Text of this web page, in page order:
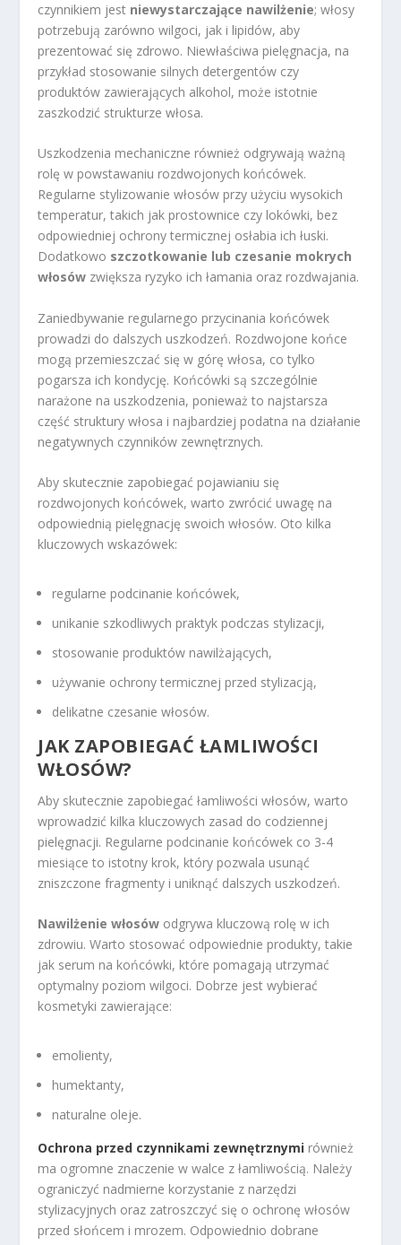
czynnikiem jest niewystarczające nawilżenie; włosy
potrzebują zarówno wilgoci, jak i lipidów, aby
prezentować się zdrowo. Niewłaściwa pielęgnacja, na
przykład stosowanie silnych detergentów czy
produktów zawierających alkohol, może istotnie
zaszkodzić strukturze włosa.
Uszkodzenia mechaniczne również odgrywają ważną
rolę w powstawaniu rozdwojonych końcówek.
Regularne stylizowanie włosów przy użyciu wysokich
temperatur, takich jak prostownice czy lokówki, bez
odpowiedniej ochrony termicznej osłabia ich łuski.
Dodatkowo szczotkowanie lub czesanie mokrych
włosów zwiększa ryzyko ich łamania oraz rozdwajania.
Zaniedbywanie regularnego przycinania końcówek
prowadzi do dalszych uszkodzeń. Rozdwojone końce
mogą przemieszczać się w górę włosa, co tylko
pogarsza ich kondycję. Końcówki są szczególnie
narażone na uszkodzenia, ponieważ to najstarsza
część struktury włosa i najbardziej podatna na działanie
negatywnych czynników zewnętrznych.
Aby skutecznie zapobiegać pojawianiu się
rozdwojonych końcówek, warto zwrócić uwagę na
odpowiednią pielęgnację swoich włosów. Oto kilka
kluczowych wskazówek:
regularne podcinanie końcówek,
unikanie szkodliwych praktyk podczas stylizacji,
stosowanie produktów nawilżających,
używanie ochrony termicznej przed stylizacją,
delikatne czesanie włosów.
JAK ZAPOBIEGAĆ ŁAMLIWOŚCI
WŁOSÓW?
Aby skutecznie zapobiegać łamliwości włosów, warto
wprowadzić kilka kluczowych zasad do codziennej
pielęgnacji. Regularne podcinanie końcówek co 3-4
miesiące to istotny krok, który pozwala usunąć
zniszczone fragmenty i uniknąć dalszych uszkodzeń.
Nawilżenie włosów odgrywa kluczową rolę w ich
zdrowiu. Warto stosować odpowiednie produkty, takie
jak serum na końcówki, które pomagają utrzymać
optymalny poziom wilgoci. Dobrze jest wybierać
kosmetyki zawierające:
emolienty,
humektanty,
naturalne oleje.
Ochrona przed czynnikami zewnętrznymi również
ma ogromne znaczenie w walce z łamliwością. Należy
ograniczyć nadmierne korzystanie z narzędzi
stylizacyjnych oraz zatroszczyć się o ochronę włosów
przed słońcem i mrozem. Odpowiednio dobrane